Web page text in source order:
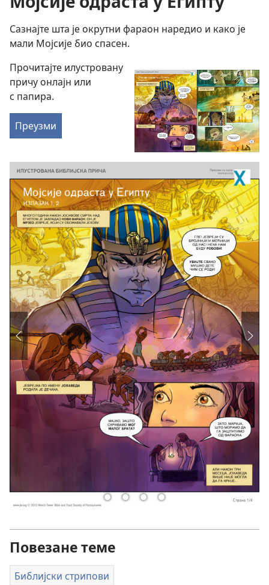
Сазнајте шта је окрутни фараон наредио и како је
мали Мојсије био спасен.
Прочитајте илустровану
причу онлајн или
с папира.
Преузми
Повезане теме
Библијски стрипови